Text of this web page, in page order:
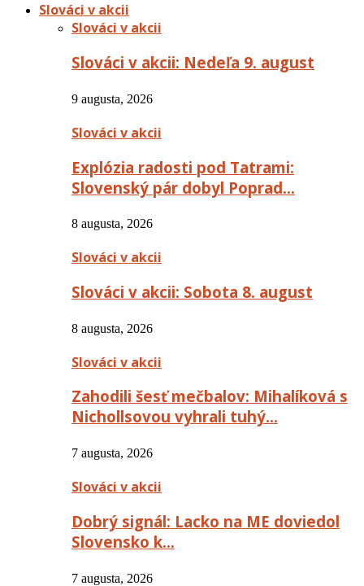
Slováci v akcii
Slováci v akcii
Slováci v akcii: Nedeľa 9. august
9 augusta, 2026
Slováci v akcii
Explózia radosti pod Tatrami:
Slovenský pár dobyl Poprad…
8 augusta, 2026
Slováci v akcii
Slováci v akcii: Sobota 8. august
8 augusta, 2026
Slováci v akcii
Zahodili šesť mečbalov: Mihalíková s
Nichollsovou vyhrali tuhý…
7 augusta, 2026
Slováci v akcii
Dobrý signál: Lacko na ME doviedol
Slovensko k…
7 augusta, 2026